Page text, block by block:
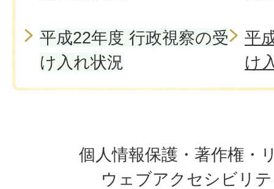
平成22年度 行政視察の受
け入れ状況
平
け
個人情報保護・著作権・
ウェブアクセシビリ